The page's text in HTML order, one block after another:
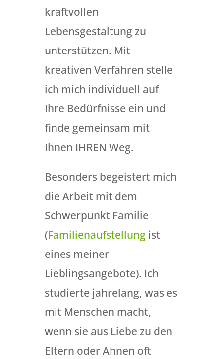
kraftvollen
Lebensgestaltung zu
unterstützen. Mit
kreativen Verfahren stelle
ich mich individuell auf
Ihre Bedürfnisse ein und
finde gemeinsam mit
Ihnen IHREN Weg.
Besonders begeistert mich
die Arbeit mit dem
Schwerpunkt Familie
(Familienaufstellungist
eines meiner
Lieblingsangebote). Ich
studierte jahrelang, was es
mit Menschen macht,
wenn sie aus Liebe zu den
Eltern oder Ahnen oft